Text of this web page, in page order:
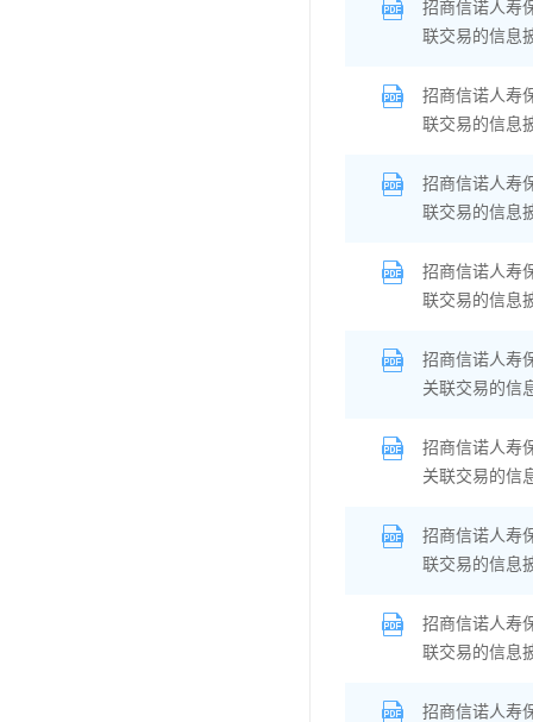
招商信诺人寿
联交易的信息
招商信诺人寿
联交易的信息
招商信诺人寿
联交易的信息
招商信诺人寿
联交易的信息
招商信诺人寿
关联交易的信
招商信诺人寿
关联交易的信
招商信诺人寿
联交易的信息
招商信诺人寿
联交易的信息
招商信诺人寿